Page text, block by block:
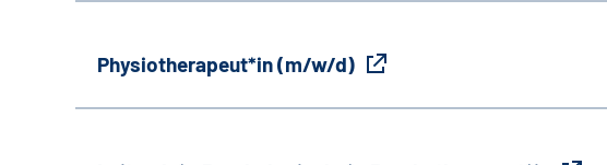
Physiotherapeut*in (m/w/d)